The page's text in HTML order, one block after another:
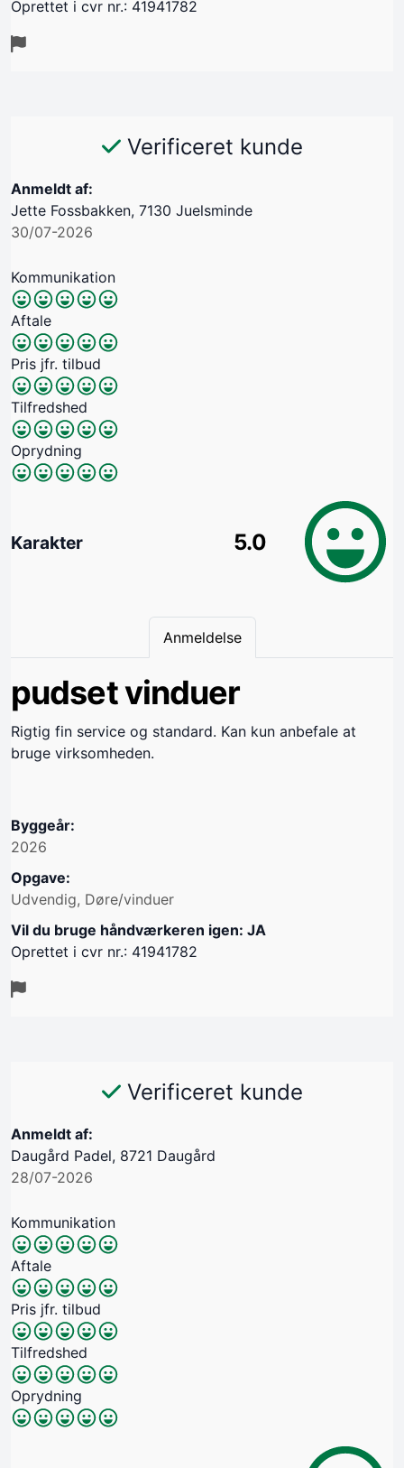
Oprettet i cvr nr.: 41941782
Verificeret kunde
Anmeldt af:
Jette Fossbakken, 7130 Juelsminde
30/07-2026
Kommunikation
Aftale
Pris jfr. tilbud
Tilfredshed
Oprydning
Karakter 5.0
Anmeldelse
pudset vinduer
Rigtig fin service og standard. Kan kun anbefale at
bruge virksomheden.
Byggeår:
2026
Opgave:
Udvendig, Døre/vinduer
Vil du bruge håndværkeren igen: JA
Oprettet i cvr nr.: 41941782
Verificeret kunde
Anmeldt af:
Daugård Padel, 8721 Daugård
28/07-2026
Kommunikation
Aftale
Pris jfr. tilbud
Tilfredshed
Oprydning